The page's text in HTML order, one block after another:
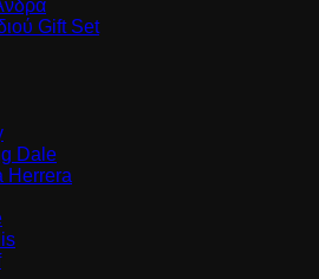
Gift Set
Dale
Herrera